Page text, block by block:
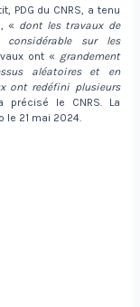
PDG du CNRS, a tenu
« dont les travaux de
sur les
ont « grandement
aléatoires et en
ont redéfini plusieurs
le CNRS. La
le 21 mai 2024.